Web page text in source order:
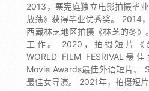
2013，栗宪庭独立电影拍摄毕
放荡》获得毕业优秀奖。 2014
西藏林芝地区拍摄《林芝的冬
工作。 2020，拍摄短片《
WORLD FILM FESRIVAL最
Movie Awards最佳外语短片、
最佳女导演。 2021年，拍摄短片